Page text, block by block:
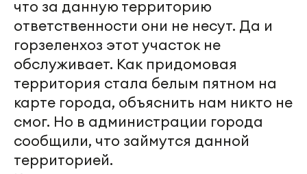
что за данную территорию
ответственности они не несут. Да и
горзеленхоз этот участок не
обслуживает. Как придомовая
территория стала белым пятном на
карте города, объяснить нам никто не
смог. Но в администрации города
сообщили, что займутся данной
территорией.